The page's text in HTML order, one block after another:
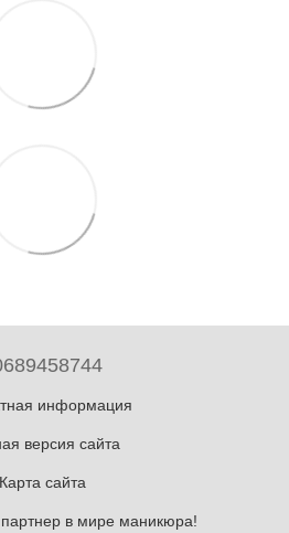
информация
версия сайта
Карта сайта
в мире маникюра!